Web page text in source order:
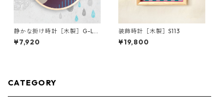
静かな掛け時計［木製］G-Le
mon
¥7,920
装飾時計［木製］S113
¥19,800
CATEGORY